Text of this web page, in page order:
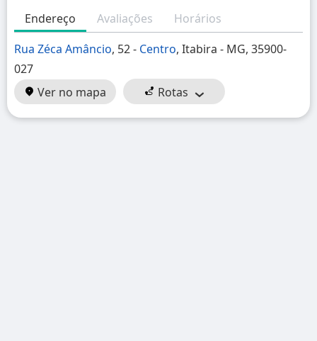
Endereço
Avaliações
Horários
Rua Zéca Amâncio, 52 - Centro, Itabira - MG, 35900-
027
Ver no mapa
Rotas